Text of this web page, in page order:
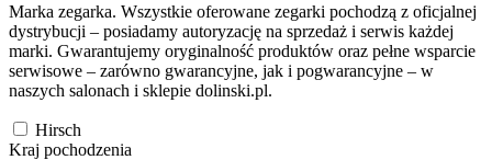
Marka zegarka. Wszystkie oferowane zegarki pochodzą z oficjalnej
dystrybucji – posiadamy autoryzację na sprzedaż i serwis każdej
marki. Gwarantujemy oryginalność produktów oraz pełne wsparcie
serwisowe – zarówno gwarancyjne, jak i pogwarancyjne – w
naszych salonach i sklepie dolinski.pl.
Hirsch
Kraj pochodzenia